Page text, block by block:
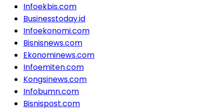
Infoekbis.com
Businesstoday.id
Infoekonomi.com
Bisnisnews.com
Ekonominews.com
Infoemiten.com
Kongsinews.com
Infobumn.com
Bisnispost.com